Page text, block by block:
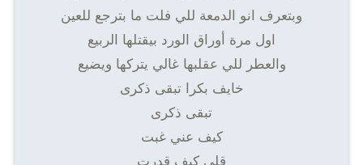
وبتعرف انو الدمعة للي فلت ما بترجع للعين
اول مرة أوراق الورد بيقتلها الربيع
والعطر للي عقلبها غالي يتركها ويضيع
خايف بكرا تبقى ذكرى
تبقى ذكرى
كيف عني غبت
قلي كيف قدرت